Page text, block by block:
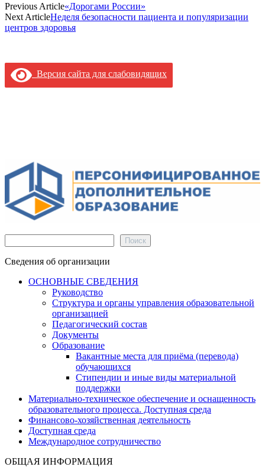
Previous Article«Дорогами России»
Next ArticleНеделя безопасности пациента и популяризации
центров здоровья
Версия сайта для слабовидящих
Поиск
Сведения об организации
ОСНОВНЫЕ СВЕДЕНИЯ
Руководство
Структура и органы управления образовательной
организацией
Педагогический состав
Документы
Образование
Вакантные места для приёма (перевода)
обучающихся
Стипендии и иные виды материальной
поддержки
Материально-техническое обеспечение и оснащенность
образовательного процесса. Доступная среда
Финансово-хозяйственная деятельность
Доступная среда
Международное сотрудничество
ОБЩАЯ ИНФОРМАЦИЯ